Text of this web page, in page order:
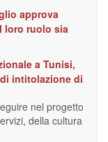
approva
loro ruolo sia
a Tunisi,
intitolazione di
nel progetto
della cultura